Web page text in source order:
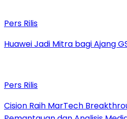
Pers Rilis
Huawei Jadi Mitra bagi Ajang
Pers Rilis
Cision Raih MarTech